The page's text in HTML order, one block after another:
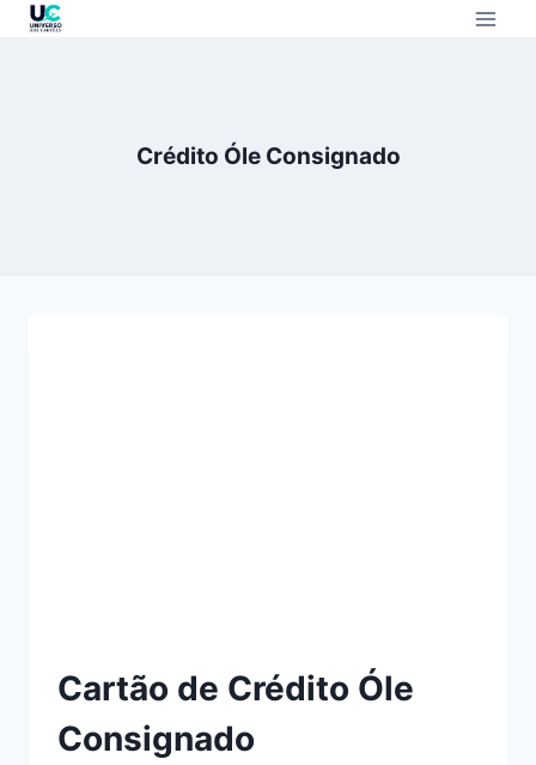
Crédito Óle Consignado
Cartão de Crédito Óle
Consignado